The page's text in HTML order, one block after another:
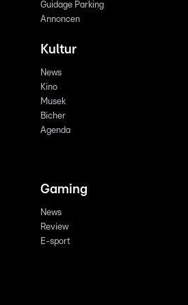
Guidage Parking
Annoncen
Kultur
News
Kino
Musek
Bicher
Agenda
Gaming
News
Review
E-sport